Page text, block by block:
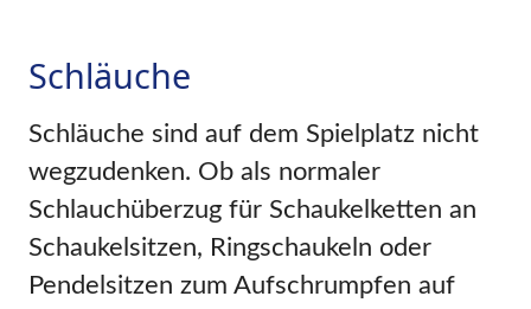
Schläuche
Schläuche sind auf dem Spielplatz nicht
wegzudenken. Ob als normaler
Schlauchüberzug für Schaukelketten an
Schaukelsitzen, Ringschaukeln oder
Pendelsitzen zum Aufschrumpfen auf